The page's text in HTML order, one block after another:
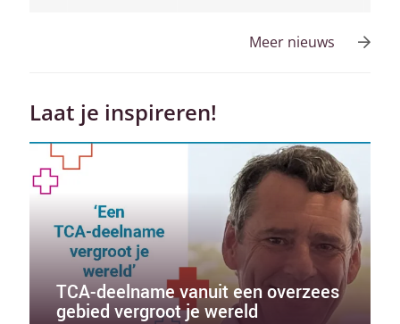
Meer nieuws
Laat je inspireren!
TCA-deelname vanuit een overzees
gebied vergroot je wereld